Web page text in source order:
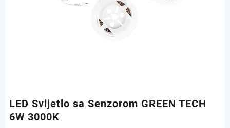
LED Svijetlo sa Senzorom GREEN TECH
6W 3000K